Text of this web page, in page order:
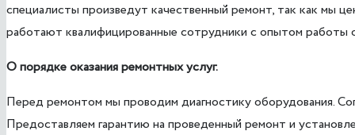
специалисты произведут качественный ремонт, так как мы
работают квалифицированные сотрудники с опытом работы
О порядке оказания ремонтных услуг.
Перед ремонтом мы проводим диагностику оборудования.
Предоставляем гарантию на проведенный ремонт и